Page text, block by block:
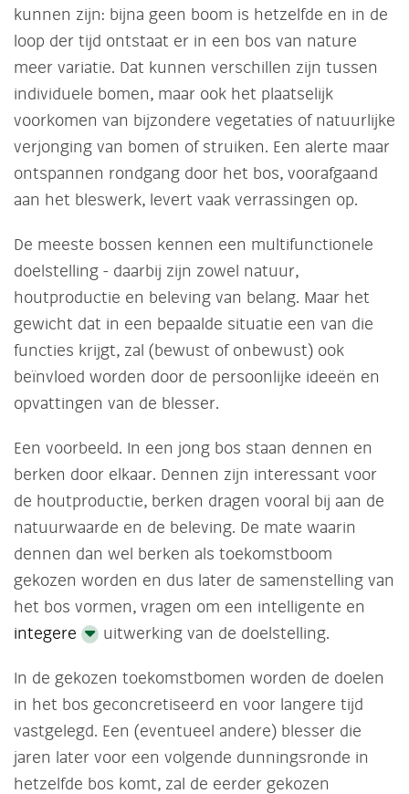
kunnen zijn: bijna geen boom is hetzelfde en in de
loop der tijd ontstaat er in een bos van nature
meer variatie. Dat kunnen verschillen zijn tussen
individuele bomen, maar ook het plaatselijk
voorkomen van bijzondere vegetaties of natuurlijke
verjonging van bomen of struiken. Een alerte maar
ontspannen rondgang door het bos, voorafgaand
aan het bleswerk, levert vaak verrassingen op.
De meeste bossen kennen een multifunctionele
doelstelling - daarbij zijn zowel natuur,
houtproductie en beleving van belang. Maar het
gewicht dat in een bepaalde situatie een van die
functies krijgt, zal (bewust of onbewust) ook
beïnvloed worden door de persoonlijke ideeën en
opvattingen van de blesser.
Een voorbeeld. In een jong bos staan dennen en
berken door elkaar. Dennen zijn interessant voor
de houtproductie, berken dragen vooral bij aan de
natuurwaarde en de beleving. De mate waarin
dennen dan wel berken als toekomstboom
gekozen worden en dus later de samenstelling van
het bos vormen, vragen om een intelligente en
integere
uitwerking van de doelstelling.
In de gekozen toekomstbomen worden de doelen
in het bos geconcretiseerd en voor langere tijd
vastgelegd. Een (eventueel andere) blesser die
jaren later voor een volgende dunningsronde in
hetzelfde bos komt, zal de eerder gekozen